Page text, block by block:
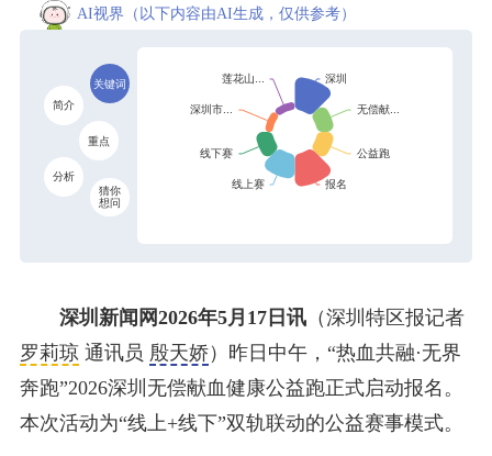
AI视界 （以下内容由AI生成，仅供参考）
关键词
简介
重点
分析
猜你
想问
深圳新闻网2026年5月17日讯（深圳特区报记者
罗莉琼通讯员 殷天娇）昨日中午，“热血共融·无界
奔跑”2026深圳无偿献血健康公益跑正式启动报名。
本次活动为“线上+线下”双轨联动的公益赛事模式。